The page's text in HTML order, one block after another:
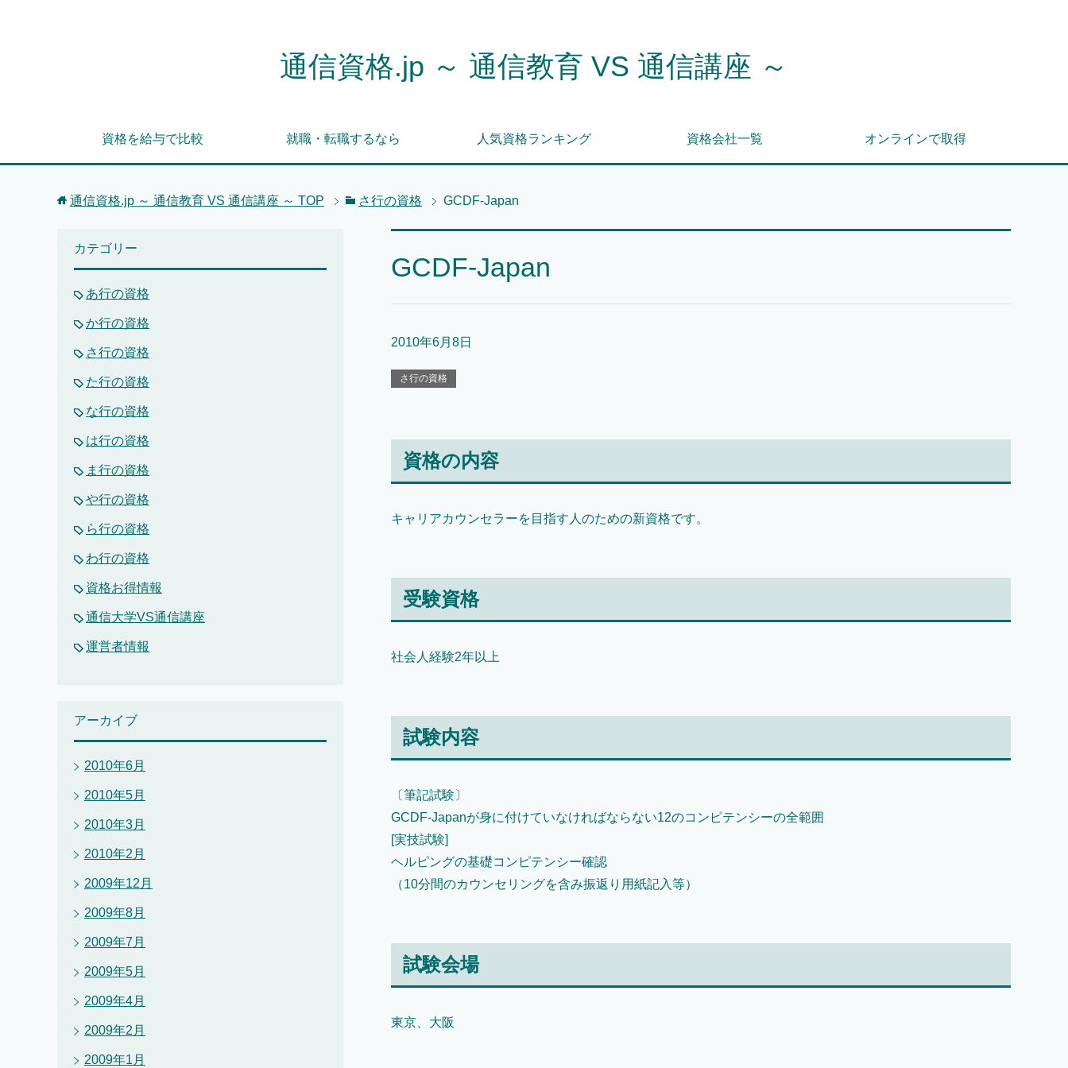
通信資格.jp ～ 通信教育 VS 通信講座 ～
資格を給与で比較 就職・転職するなら 人気資格ランキング 資格会社一覧 オンラインで取得
通信資格.jp ～ 通信教育 VS 通信講座 ～ TOP さ行の資格 GCDF-Japan
GCDF-Japan
2010年6月8日
さ行の資格
資格の内容
キャリアカウンセラーを目指す人のための新資格です。
受験資格
社会人経験2年以上
試験内容
〔筆記試験〕
GCDF-Japanが身に付けていなければならない12のコンピテンシーの全範囲
[実技試験]
ヘルピングの基礎コンピテンシー確認
（10分間のカウンセリングを含み振返り用紙記入等）
試験会場
東京、大阪
カテゴリー
あ行の資格
か行の資格
さ行の資格
た行の資格
な行の資格
は行の資格
ま行の資格
や行の資格
ら行の資格
わ行の資格
資格お得情報
通信大学VS通信講座
運営者情報
アーカイブ
2010年6月
2010年5月
2010年3月
2010年2月
2009年12月
2009年8月
2009年7月
2009年5月
2009年4月
2009年2月
2009年1月